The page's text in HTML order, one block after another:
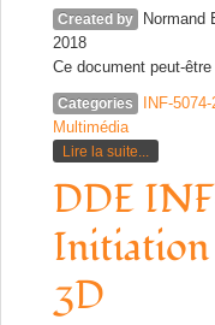
Created by Normand
2018
Ce document peut-
Categories INF-5074-
Multimédia
Lire la suite...
DDE
Initiation
3D